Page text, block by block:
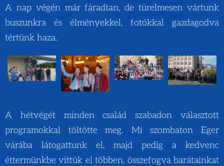
A nap végén már fáradtan, de türelmesen vártunk
buszunkra és élményekkel, fotókkal gazdagodva
tértünk haza.
A hétvégét minden család szabadon választott
programokkal töltötte meg. Mi szombaton Eger
várába látogattunk el, majd pedig a kedvenc
éttermünkbe vittük el többen, összefogva barátainkat